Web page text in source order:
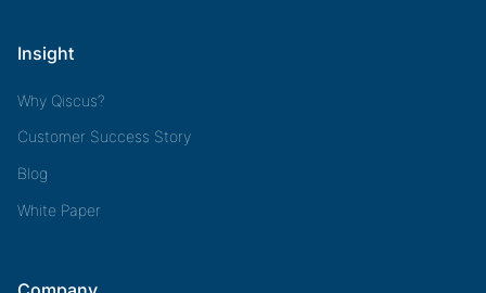
Insight
Why Qiscus?
Customer Success Story
Blog
White Paper